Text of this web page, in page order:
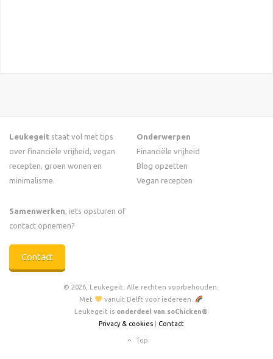
Leukegeit staat vol met tips
over financiële vrijheid, vegan
recepten, groen wonen en
minimalisme.
Samenwerken, iets opsturen of
contact opnemen?
Contact
Onderwerpen
Financiële vrijheid
Blog opzetten
Vegan recepten
© 2026, Leukegeit. Alle rechten voorbehouden.
Met
vanuit Delft voor iedereen.
Leukegeit is onderdeel van soChicken®
Privacy & cookies| Contact
Top